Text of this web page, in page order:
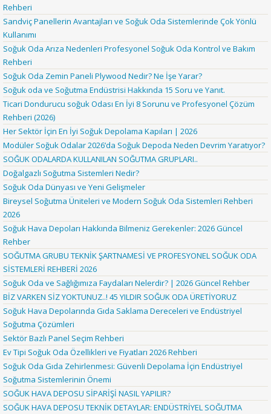
Rehberi
Sandviç Panellerin Avantajları ve Soğuk Oda Sistemlerinde Çok Yönlü
Kullanımı
Soğuk Oda Arıza Nedenleri Profesyonel Soğuk Oda Kontrol ve Bakım
Rehberi
Soğuk Oda Zemin Paneli Plywood Nedir? Ne İşe Yarar?
Soğuk oda ve Soğutma Endüstrisi Hakkında 15 Soru ve Yanıt.
Ticari Dondurucu soğuk Odası En İyi 8 Sorunu ve Profesyonel Çözüm
Rehberi (2026)
Her Sektör İçin En İyi Soğuk Depolama Kapıları | 2026
Modüler Soğuk Odalar 2026’da Soğuk Depoda Neden Devrim Yaratıyor?
SOĞUK ODALARDA KULLANILAN SOĞUTMA GRUPLARI..
Doğalgazlı Soğutma Sistemleri Nedir?
Soğuk Oda Dünyası ve Yeni Gelişmeler
Bireysel Soğutma Üniteleri ve Modern Soğuk Oda Sistemleri Rehberi
2026
Soğuk Hava Depoları Hakkında Bilmeniz Gerekenler: 2026 Güncel
Rehber
SOĞUTMA GRUBU TEKNİK ŞARTNAMESİ VE PROFESYONEL SOĞUK ODA
SİSTEMLERİ REHBERİ 2026
Soğuk Oda ve Sağlığımıza Faydaları Nelerdir? | 2026 Güncel Rehber
BİZ VARKEN SİZ YOKTUNUZ..! 45 YILDIR SOĞUK ODA ÜRETİYORUZ
Soğuk Hava Depolarında Gıda Saklama Dereceleri ve Endüstriyel
Soğutma Çözümleri
Sektör Bazlı Panel Seçim Rehberi
Ev Tipi Soğuk Oda Özellikleri ve Fiyatları 2026 Rehberi
Soğuk Oda Gıda Zehirlenmesi: Güvenli Depolama İçin Endüstriyel
Soğutma Sistemlerinin Önemi
SOĞUK HAVA DEPOSU SİPARİŞİ NASIL YAPILIR?
SOĞUK HAVA DEPOSU TEKNİK DETAYLAR: ENDÜSTRİYEL SOĞUTMA